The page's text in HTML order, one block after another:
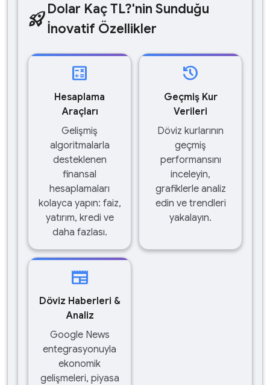
rocket_launchDolar Kaç TL?'nin Sunduğu
İnovatif Özellikler
calculate
Hesaplama
Araçları
Gelişmiş
algoritmalarla
desteklenen
finansal
hesaplamaları
kolayca yapın: faiz,
yatırım, kredi ve
daha fazlası.
history
Geçmiş Kur
Verileri
Döviz kurlarının
geçmiş
performansını
inceleyin,
grafiklerle analiz
edin ve trendleri
yakalayın.
newspaper
Döviz Haberleri &
Analiz
Google News
entegrasyonuyla
ekonomik
gelişmeleri, piyasa